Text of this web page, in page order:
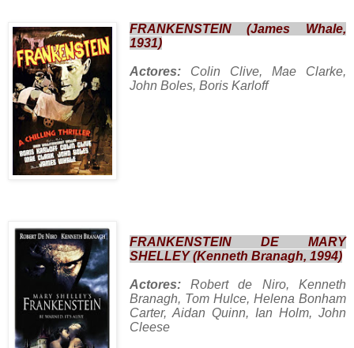
FRANKENSTEIN (James Whale,
1931)
Actores: Colin Clive, Mae Clarke,
John Boles, Boris Karloff
FRANKENSTEIN DE MARY
SHELLEY (Kenneth Branagh, 1994)
Actores:Robert de Niro, Kenneth
Branagh, Tom Hulce, Helena Bonham
Carter, Aidan Quinn, Ian Holm, John
Cleese